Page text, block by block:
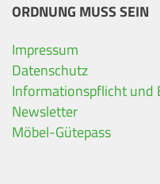
ORDNUNG MUSS SEIN
Impressum
Datenschutz
Informationspflicht und
Newsletter
Möbel-Gütepass
Ihre
Alle mit Stern
Name